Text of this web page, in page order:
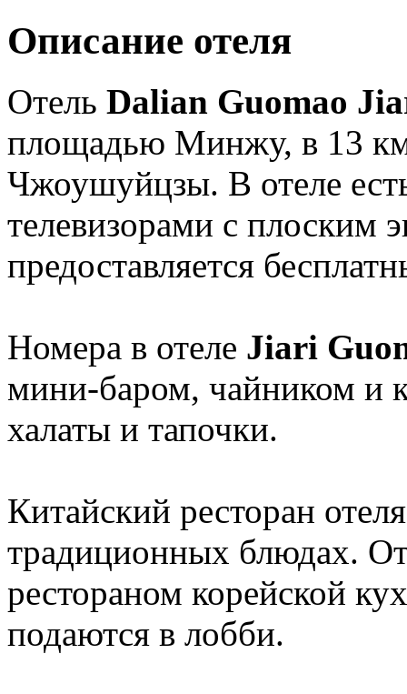
Описание отеля
Отель Dalian Guomao
площадью Минжу, в 13 км
Чжоушуйцзы. В отеле
телевизорами с плоским
предоставляется
Номера в отеле Jiari
мини-баром, чайником и
халаты и тапочки.
Китайский ресторан
традиционных блюдах.
рестораном корейской
подаются в лобби.